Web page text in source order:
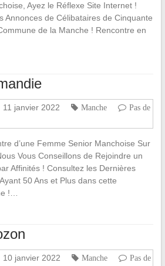
Ayez le Réflexe Site Internet !
Annonces de Célibataires de Cinquante
de la Manche ! Rencontre en
11 janvier 2022 Manche
Pas de
d’une Femme Senior Manchoise Sur
Vous Conseillons de Rejoindre un
Affinités ! Consultez les Dernières
50 Ans et Plus dans cette
!…
10 janvier 2022 Manche
Pas de